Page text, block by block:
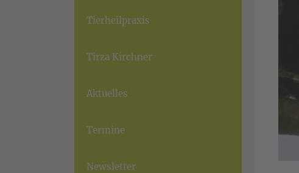
Tierheilpraxis
Tirza Kirchner
Aktuelles
Termine
Newsletter